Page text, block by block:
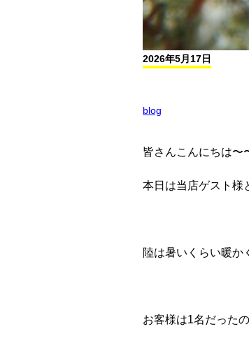
2026年5月17日
blog
皆さんこんにちは〜
本日は当店ゲスト様
陸は暑いくらい暖か
お客様は1名だった